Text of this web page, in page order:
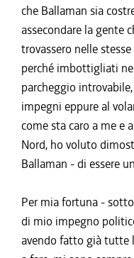
che Ballaman sia
assecondare la gente
trovassero nelle
perché imbottigliati
parcheggio
impegni eppure al
come sta caro a me e
Nord, ho voluto
Ballaman - di essere
Per mia fortuna -
di mio impegno
avendo fatto già tutte